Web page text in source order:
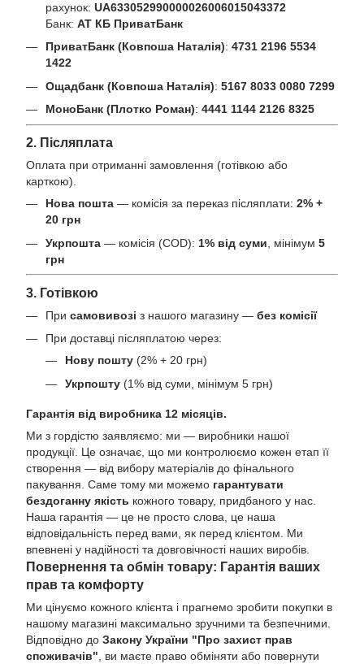
рахунок: UA633052990000026006015043372
Банк: АТ КБ ПриватБанк
ПриватБанк (Ковпоша Наталія): 4731 2196 5534
1422
Ощадбанк (Ковпоша Наталія): 5167 8033 0080 7299
МоноБанк (Плотко Роман): 4441 1144 2126 8325
2. Післяплата
Оплата при отриманні замовлення (готівкою або
карткою).
Нова пошта — комісія за переказ післяплати: 2% +
20 грн
Укрпошта — комісія (COD): 1% від суми , мінімум 5
грн
3. Готівкою
При самовивозі з нашого магазину — без комісії
При доставці післяплатою через:
Нову пошту (2% + 20 грн)
Укрпошту (1% від суми, мінімум 5 грн)
Гарантія від виробника 12 місяців.
Ми з гордістю заявляємо: ми — виробники нашої
продукції. Це означає, що ми контролюємо кожен етап її
створення — від вибору матеріалів до фінального
пакування. Саме тому ми можемо гарантувати
бездоганну якість кожного товару, придбаного у нас.
Наша гарантія — це не просто слова, це наша
відповідальність перед вами, як перед клієнтом. Ми
впевнені у надійності та довговічності наших виробів.
Повернення та обмін товару: Гарантія ваших
прав та комфорту
Ми цінуємо кожного клієнта і прагнемо зробити покупки в
нашому магазині максимально зручними та безпечними.
Відповідно до Закону України "Про захист прав
споживачів" , ви маєте право обміняти або повернути